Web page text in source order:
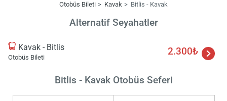
Otobüs Bileti Kavak Bitlis - Kavak
Alternatif Seyahatler
Kavak - Bitlis
Otobüs Bileti
2.300₺
Bitlis - Kavak Otobüs Seferi